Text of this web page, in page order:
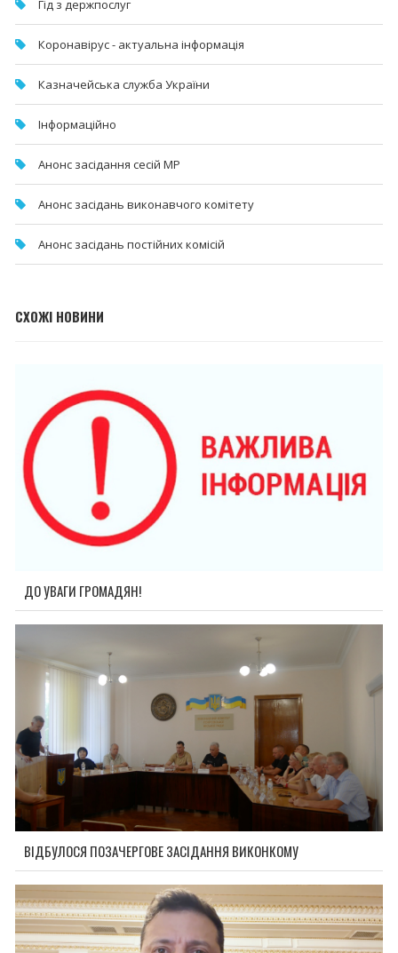
Гід з держпослуг
Коронавірус - актуальна інформація
Казначейська служба України
Інформаційно
Анонс засідання сесій МР
Анонс засідань виконавчого комітету
Анонс засідань постійних комісій
СХОЖІ НОВИНИ
ДО УВАГИ ГРОМАДЯН!
ВІДБУЛОСЯ ПОЗАЧЕРГОВЕ ЗАСІДАННЯ ВИКОНКОМУ